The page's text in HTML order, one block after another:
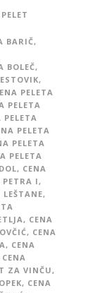
PELET
BARIČ,
BOLEČ,
,
PELETA
PELETA
PELETA
PELETA
PELETA
PELETA
, CENA
PETRA I,
LEŠTANE,
, CENA
, CENA
, CENA
CENA
ZA VINČU,
, CENA